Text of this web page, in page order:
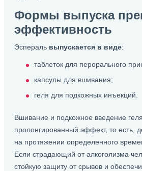
Формы выпуска
эффективность
Эспераль выпускается в виде:
таблеток для перорального
капсулы для вшивания;
геля для подкожных инъекций.
Вшивание и подкожное введение
пролонгированный эффект, то есть,
на протяжении определенного
Если страдающий от алкоголизма
стойкую защиту от срывов и